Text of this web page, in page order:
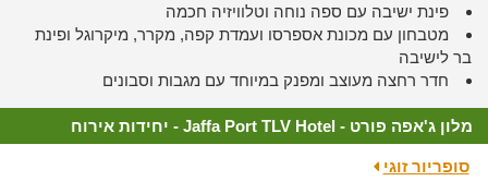
פינת ישיבה עם ספה נוחה וטלוויזיה חכמה
מטבחון עם מכונת אספרסו ועמדת קפה, מקרר, מיקרוגל ופינת
בר לישיבה
חדר רחצה מעוצב ומפנק במיוחד עם מגבות וסבונים
מלון ג'אפה פורט - Jaffa Port TLV Hotel - יחידות אירוח
סופריור זוגי